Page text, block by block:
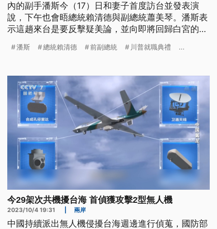
內的副手潘斯今（17）日和妻子首度訪台並發表演
說，下午也會晤總統賴清德與副總統蕭美琴。潘斯表
示這趟來台是要反擊疑美論，並向即將回歸白宮的川
灣的軍事援助，將對全球安全造成威脅。
潘斯 總統賴清德 前副總統 川普就職典禮 ...
今29架次共機擾台海 首偵獲攻擊2型無人機
2023/10/4 19:31 兩岸
中國持續派出無人機侵擾台海週邊進行偵蒐，國防部